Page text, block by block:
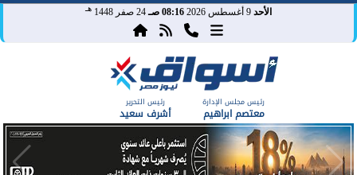
الأحد 08:16 صـ 24 صفر 1448 هـ
رئيس مجلس الإدارة
معتصم ابراهيم
رئيس التحرير
أشرف سعيد